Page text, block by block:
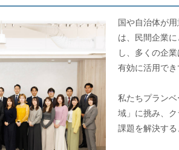
国や自治体が
は、民間企業
し、多くの企
有効に活用でき
私たちプラン
域」に挑み、
課題を解決する